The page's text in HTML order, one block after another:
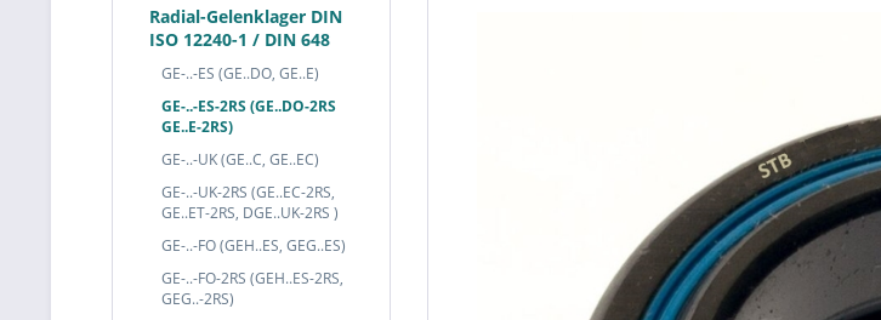
Radial-Gelenklager DIN
ISO 12240-1 / DIN 648
GE-..-ES (GE..DO, GE..E)
GE-..-ES-2RS (GE..DO-2RS
GE..E-2RS)
GE-..-UK (GE..C, GE..EC)
GE-..-UK-2RS (GE..EC-2RS,
GE..ET-2RS, DGE..UK-2RS )
GE-..-FO (GEH..ES, GEG..ES)
GE-..-FO-2RS (GEH..ES-2RS,
GEG..-2RS)